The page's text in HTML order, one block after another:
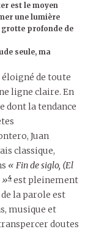
est le moyen
une lumière
grotte profonde de
seule, ma
éloigné de toute
ligne claire. En
dont la tendance
Juan
classique,
« Fin de siglo, (El
»4 est pleinement
la parole est
musique et
doutes